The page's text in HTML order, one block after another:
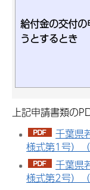
給付金の交付
うとするとき
上記申請書類の
千葉県
様式第1号）
千葉県
様式第2号）